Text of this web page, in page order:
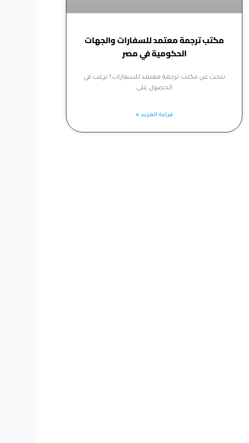
مكتب ترجمة معتمد للسفارات والجهات
الحكومية في مصر
تبحث عن مكتب ترجمة معتمد للسفارات؟ ترغب في
الحصول على
قراءة المزيد »